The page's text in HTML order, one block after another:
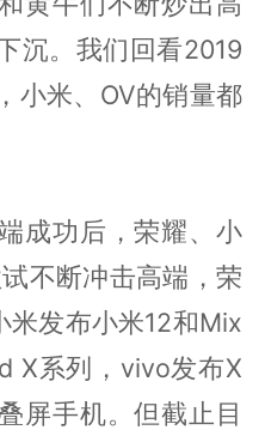
沉。我们回看2019
小米、OV的销量都
成功后，荣耀、小
不断冲击高端，荣
米发布小米12和Mix
X系列，vivo发布X
屏手机。但截止目